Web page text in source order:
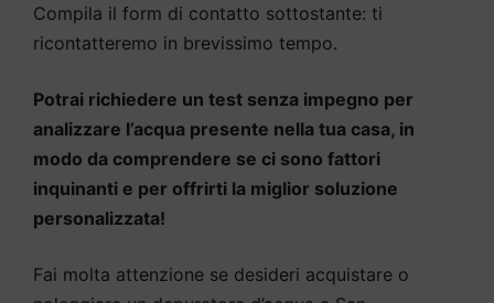
Compila il form di contatto sottostante: ti
ricontatteremo in brevissimo tempo.
Potrai richiedere un test senza impegno per
analizzare l’acqua presente nella tua casa, in
modo da comprendere se ci sono fattori
inquinanti e per offrirti la miglior soluzione
personalizzata!
Fai molta attenzione se desideri acquistare o